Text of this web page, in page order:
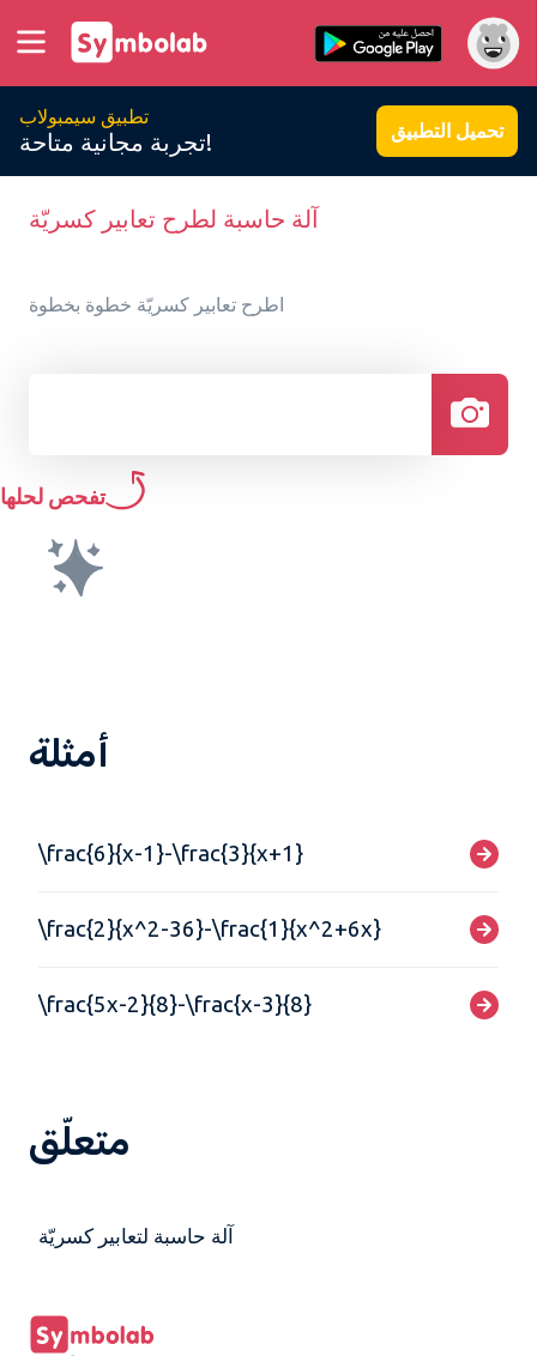
تطبيق سيمبولاب
تجربة مجانية متاحة! تحميل التطبيق
آلة حاسبة لطرح تعابير كسريّة
اطرح تعابير كسريّة خطوة بخطوة
تفحص لحلها
أمثلة
\frac{6}{x-1}-\frac{3}{x+1}
\frac{2}{x^2-36}-\frac{1}{x^2+6x}
\frac{5x-2}{8}-\frac{x-3}{8}
متعلّق
آلة حاسبة لتعابير كسريّة